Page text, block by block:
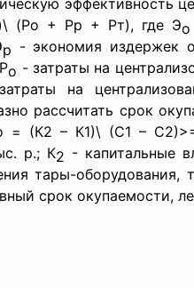
эффективность
(Ро + Рр + Рт), где Эо
р - экономия издержек
о - затраты на
на
рассчитать срок
= (К2 – К1)\ (С1 –
р.; К2 - капитальные
тары-оборудования,
срок окупаемости,